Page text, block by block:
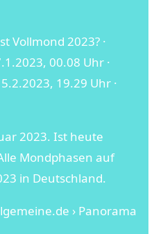
Vollmond 2023? ·
00.08 Uhr ·
19.29 Uhr ·
2023. Ist heute
Mondphasen auf
in Deutschland.
› Panorama